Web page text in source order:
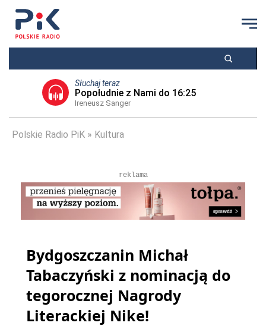
Słuchaj teraz
Popołudnie z Nami do 16:25
Ireneusz Sanger
Polskie Radio PiK Kultura
reklama
Bydgoszczanin Michał
Tabaczyński z nominacją do
tegorocznej Nagrody
Literackiej Nike!